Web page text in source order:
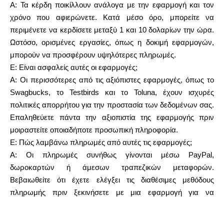
Α: Τα κέρδη ποικίλλουν ανάλογα με την εφαρμογή και τον
χρόνο που αφιερώνετε. Κατά μέσο όρο, μπορείτε να
περιμένετε να κερδίσετε μεταξύ 1 και 10 δολαρίων την ώρα.
Ωστόσο, ορισμένες εργασίες, όπως η δοκιμή εφαρμογών,
μπορούν να προσφέρουν υψηλότερες πληρωμές.
Ε: Είναι ασφαλείς αυτές οι εφαρμογές;
Α: Οι περισσότερες από τις αξιόπιστες εφαρμογές, όπως το
Swagbucks, το Testbirds και το Toluna, έχουν ισχυρές
πολιτικές απορρήτου για την προστασία των δεδομένων σας.
Επαληθεύετε πάντα την αξιοπιστία της εφαρμογής πριν
μοιραστείτε οποιαδήποτε προσωπική πληροφορία.
Ε: Πώς λαμβάνω πληρωμές από αυτές τις εφαρμογές;
Α: Οι πληρωμές συνήθως γίνονται μέσω PayPal,
δωροκαρτών ή άμεσων τραπεζικών μεταφορών.
Βεβαιωθείτε ότι έχετε ελέγξει τις διαθέσιμες μεθόδους
πληρωμής πριν ξεκινήσετε με μια εφαρμογή για να